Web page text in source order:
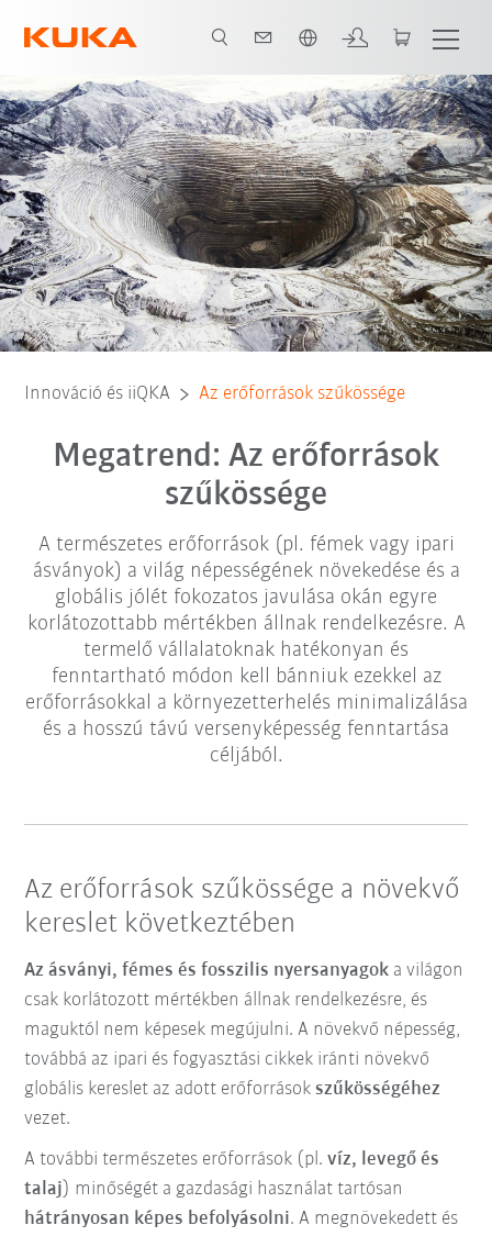
Innováció és iiQKA Az erőforrások szűkössége
Megatrend: Az erőforrások
szűkössége
A természetes erőforrások (pl. fémek vagy ipari
ásványok) a világ népességének növekedése és a
globális jólét fokozatos javulása okán egyre
korlátozottabb mértékben állnak rendelkezésre. A
termelő vállalatoknak hatékonyan és
fenntartható módon kell bánniuk ezekkel az
erőforrásokkal a környezetterhelés minimalizálása
és a hosszú távú versenyképesség fenntartása
céljából.
Az erőforrások szűkössége a növekvő
kereslet következtében
Az ásványi, fémes és fosszilis nyersanyagok a világon
csak korlátozott mértékben állnak rendelkezésre, és
maguktól nem képesek megújulni. A növekvő népesség,
továbbá az ipari és fogyasztási cikkek iránti növekvő
globális kereslet az adott erőforrásokszűkösségéhez
vezet.
A további természetes erőforrások (pl.víz, levegő és
talaj) minőségét a gazdasági használat tartósan
hátrányosan képes befolyásolni. A megnövekedett és